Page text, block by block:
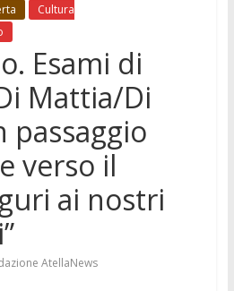
Cultura
Esami di
Mattia/Di
passaggio
verso il
ai nostri
AtellaNews